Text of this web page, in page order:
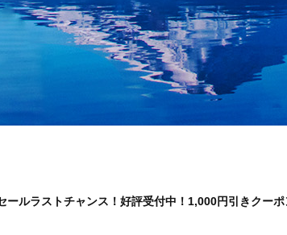
ールラストチャンス！好評受付中！1,000円引きクーポ